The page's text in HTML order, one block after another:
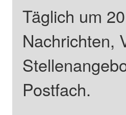
Täglich um
Nachrichten,
Postfach.